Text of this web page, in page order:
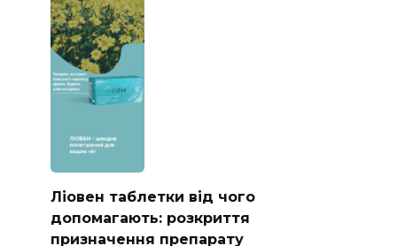
Ліовен таблетки від чого
допомагають: розкриття
призначення препарату